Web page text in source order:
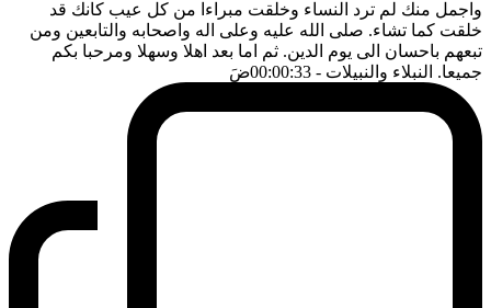
واجمل منك لم ترد النساء وخلقت مبراءا من كل عيب كانك قد
خلقت كما تشاء. صلى الله عليه وعلى اله واصحابه والتابعين ومن
تبعهم باحسان الى يوم الدين. ثم اما بعد اهلا وسهلا ومرحبا بكم
جميعا. النبلاء والنبيلات - 00:00:33 ضَ